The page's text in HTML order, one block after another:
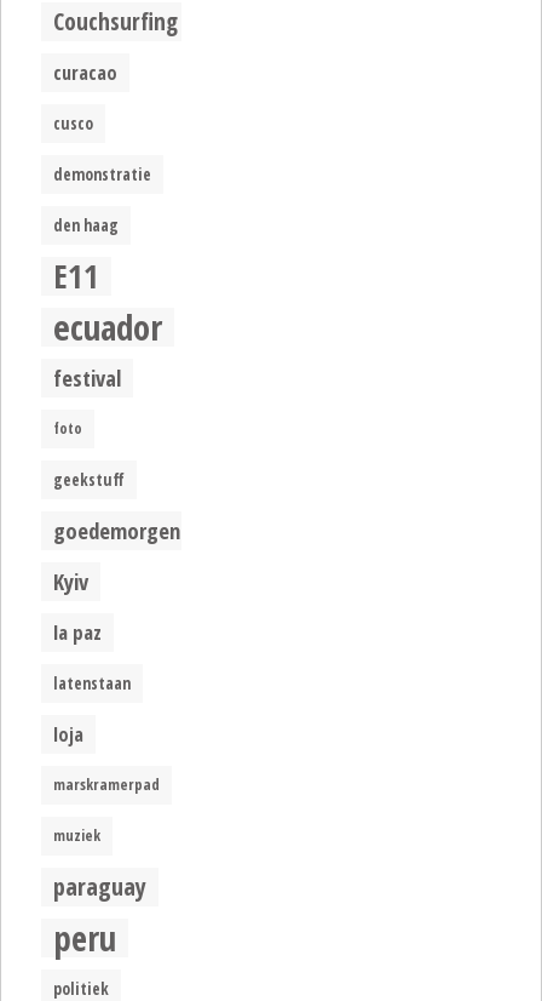
Couchsurfing
curacao
cusco
demonstratie
den haag
E11
ecuador
festival
foto
geekstuff
goedemorgen
Kyiv
la paz
latenstaan
loja
marskramerpad
muziek
paraguay
peru
politiek